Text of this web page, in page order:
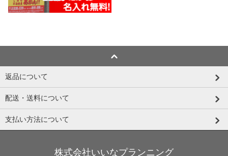
返品について
配送・送料について
支払い方法について
株式会社いいなプランニング